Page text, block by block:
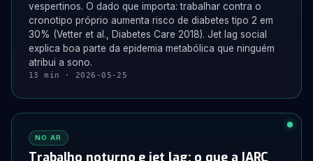
vespertinos. O dado que importa: trabalhar contra o
cronotipo próprio aumenta risco de diabetes tipo 2 em
30% (Vetter et al., Diabetes Care 2018). Jet lag social
explica boa parte da epidemia metabólica que ninguém
atribui a sono.
13 min · 2026-05-25
NO AR
Trabalho noturno e jet lag: o que a IARC